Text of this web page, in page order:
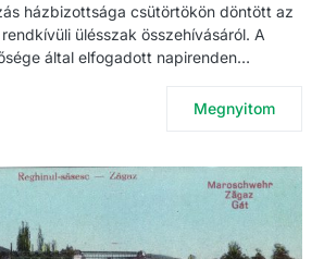
házbizottsága csütörtökön döntött az
ülésszak összehívásáról. A
által elfogadott napirenden…
Megnyitom